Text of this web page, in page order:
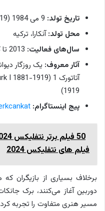
تاریخ تولد:
محل تولد:آنکارا، ترکیه
سال‌های فعالیت:
آثار معروف:
1919)
پیج اینستاگرام:
فیلم های نتفلیکس 2024
برخلاف بسیاری از بازیگران
دوربین آغاز می‌کنند، برک
مسیر هنری متفاوت را تجربه